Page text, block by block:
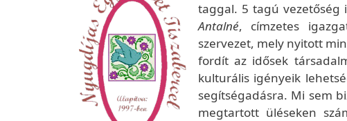
taggal. 5 tagú vezetőség
Antalné, címzetes
szervezet, mely nyitott
fordít az idősek
kulturális igényeik
segítségadásra. Mi sem
megtartott üléseken